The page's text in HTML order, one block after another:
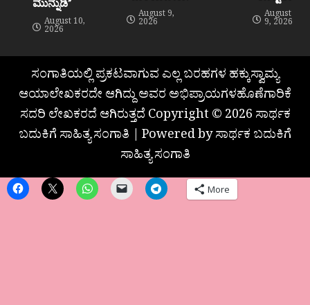
August 10,
2026
August 9,
2026
August
9, 2026
ಸಂಗಾತಿಯಲ್ಲಿ ಪ್ರಕಟವಾಗುವ ಎಲ್ಲ ಬರಹಗಳ ಹಕ್ಕುಸ್ವಾಮ್ಯ
ಆಯಾಲೇಖಕರದೇ ಆಗಿದ್ದು ಅವರ ಅಭಿಪ್ರಾಯಗಳಹೊಣೆಗಾರಿಕೆ
ಸದರಿ ಲೇಖಕರದೆ ಆಗಿರುತ್ತದೆ Copyright © 2026 ಸಾರ್ಥಕ
ಬದುಕಿಗೆ ಸಾಹಿತ್ಯ ಸಂಗಾತಿ | Powered by ಸಾರ್ಥಕ ಬದುಕಿಗೆ
ಸಾಹಿತ್ಯ ಸಂಗಾತಿ
More